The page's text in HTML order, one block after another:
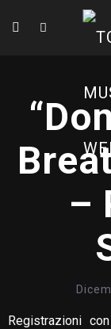
–
Registrazioni